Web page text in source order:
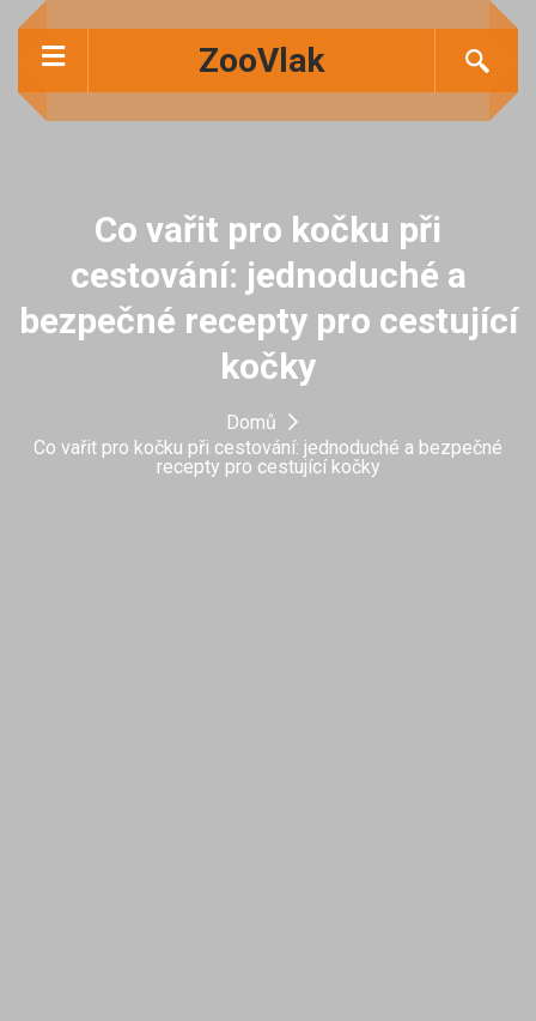
ZooVlak
Co vařit pro kočku při
cestování: jednoduché a
bezpečné recepty pro cestující
kočky
Domů
Co vařit pro kočku při cestování: jednoduché a bezpečné
recepty pro cestující kočky